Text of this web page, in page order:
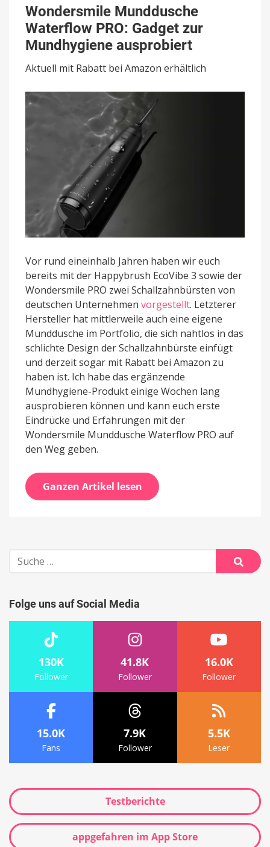
Munddusche
Waterflow
PRO:
Gadget
zur
Mundhygiene
ausprobiert
Wondersmile Munddusche
Waterflow PRO: Gadget zur
Mundhygiene ausprobiert
Aktuell mit Rabatt bei Amazon erhältlich
Vor rund eineinhalb Jahren haben wir euch
bereits mit der Happybrush EcoVibe 3 sowie der
Wondersmile PRO zwei Schallzahnbürsten von
deutschen Unternehmen vorgestellt. Letzterer
Hersteller hat mittlerweile auch eine eigene
Munddusche im Portfolio, die sich nahtlos in das
schlichte Design der Schallzahnbürste einfügt
und derzeit sogar mit Rabatt bei Amazon zu
haben ist. Ich habe das ergänzende
Mundhygiene-Produkt einige Wochen lang
ausprobieren können und kann euch erste
Eindrücke und Erfahrungen mit der
Wondersmile Munddusche Waterflow PRO auf
den Weg geben.
Ganzen Artikel lesen
Suche
nach:
Suche
Folge uns auf Social Media
130K
Follower
41.8K
Follower
16.0K
Follower
15.0K
Fans
7.9K
Follower
5.5K
Leser
Testberichte
appgefahren im App Store